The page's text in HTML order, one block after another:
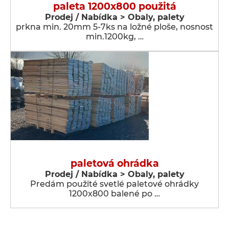
paleta 1200x800 použitá
Prodej / Nabídka > Obaly, palety
prkna min. 20mm 5-7ks na ložné ploše, nosnost
min.1200kg, …
paletová ohrádka
Prodej / Nabídka > Obaly, palety
Predám použité svetlé paletové ohrádky
1200x800 balené po …